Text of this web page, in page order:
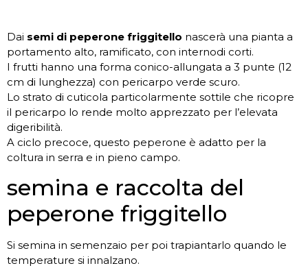
Dai semi di peperone friggitello nascerà una pianta a
portamento alto, ramificato, con internodi corti.
I frutti hanno una forma conico-allungata a 3 punte (12
cm di lunghezza) con pericarpo verde scuro.
Lo strato di cuticola particolarmente sottile che ricopre
il pericarpo lo rende molto apprezzato per l’elevata
digeribilità.
A ciclo precoce, questo peperone è adatto per la
coltura in serra e in pieno campo.
semina e raccolta del
peperone friggitello
Si semina in semenzaio per poi trapiantarlo quando le
temperature si innalzano.